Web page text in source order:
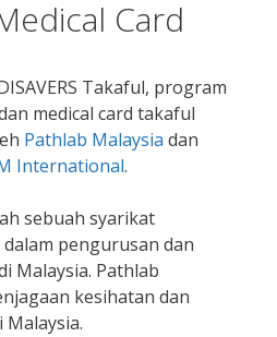
Card
Takaful, program
medical card takaful
Pathlab Malaysia dan
International.
sebuah syarikat
pengurusan dan
Malaysia. Pathlab
kesihatan dan
Malaysia.